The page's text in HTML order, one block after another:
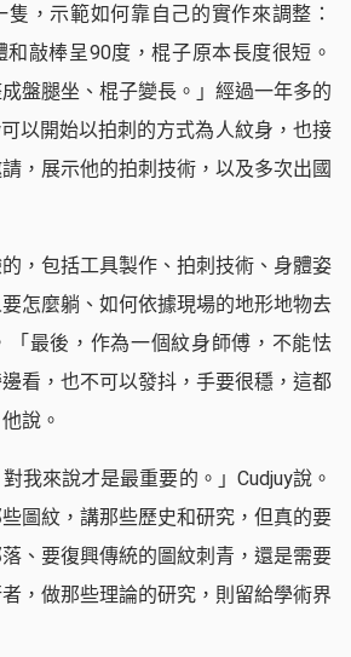
，示範如何靠自己的實作來調整：
和敲棒呈90度，棍子原本長度很短。
盤腿坐、棍子變長。」經過一年多的
以開始以拍刺的方式為人紋身，也接
，展示他的拍刺技術，以及多次出國
的，包括工具製作、拍刺技術、身體姿
怎麼躺、如何依據現場的地形地物去
「最後，作為一個紋身師傅，不能怯
看，也不可以發抖，手要很穩，這都
說。
我來說才是最重要的。」Cudjuy說。
些圖紋，講那些歷史和研究，但真的要
、要復興傳統的圖紋刺青，還是需要
，做那些理論的研究，則留給學術界